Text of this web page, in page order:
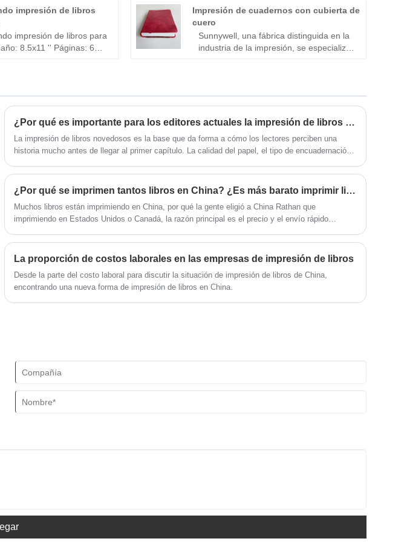
para comprar el libro de
libros familiares de tapa
calidad. Esperamos
usted.
diario producido cumpla con los más
altos estándares de artesanía. Como
proveedor confiable, ofrecen una amplia
gama de opciones para satisfacer
diversas preferencias y necesidades,
organización y mantenimiento de
registros con los excepcionales servicios
de impresión de diarios de Sunnywell,
donde el profesionalismo y la calidad
convergen en cada página.
impresión de libros
impresión de libros para
8.5x11 '' Páginas: 64
páginas únicas /
negras y blanco Aking:
Impresión de cuadernos con cubierta de
cuero
Sunnywell, una fábrica distinguida en la
industria de la impresión, se especializa
permite ofrecer estos portátiles premium
a precios notablemente bajos. Con
instalaciones de última generación y un
Sunnywell garantiza que cada portátil
con cubierta de cuero cumpla con los
más altos estándares de artesanía.
asequibilidad con impresión de primer
nivel, Sunnywell se destaca como una
opción confiable. Mejore su experiencia
calidad, el estilo y la asequibilidad
convergen en cada página.
¿Por qué es importante para los editores actuales la impresión de libros de novelas de alta calidad?
La impresión de libros novedosos es la base que da forma a cómo los lectores perciben una
historia mucho antes de llegar al primer capítulo. La calidad del papel, el tipo de encuadernación,
impacto emocional. Para los editores, autores y proveedores de impresión, el objetivo es ofrecer
un producto que no solo muestre la narrativa sino que también cumpla con las expectativas del¿Por qué se imprimen tantos libros en China? ¿Es más barato imprimir libros en China?
Muchos libros están imprimiendo en China, por qué la gente eligió a China Rathan que
imprimiendo en Estados Unidos o Canadá, la razón principal es el precio y el envío rápido
La proporción de costos laborales en las empresas de impresión de libros
Desde la parte del costo laboral para discutir la situación de impresión de libros de China,
encontrando una nueva forma de impresión de libros en China.